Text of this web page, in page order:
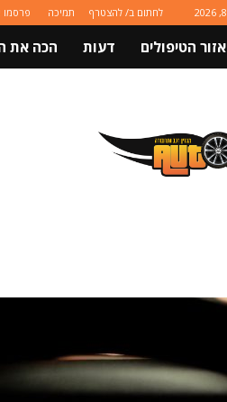
לחתום ב/ להצטרף תמיכה פרסמו
אזור הטיפולים דעות הכה את